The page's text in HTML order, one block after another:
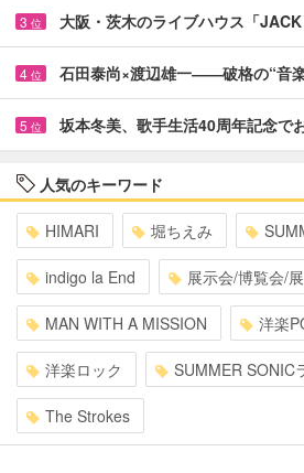
3 位 大阪・茨木のライブハウス「
4 位 石田泰尚×渡辺雄一――破格の“音
5 位 坂本冬美、歌手生活40周年記念で
人気のキーワード
HIMARI 堀ちえみ
indigo la End 展示会/博覧会/
MAN WITH A MISSION 洋楽
洋楽ロック SUMMER SONIC
The Strokes